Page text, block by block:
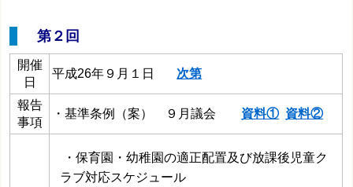
第２回
開催
日
平成26年９月１日 次第
報告
事項
・基準条例（案） ９月議会 資料① 資料②
・保育園・幼稚園の適正配置及び放課後児童ク
ラブ対応スケジュール